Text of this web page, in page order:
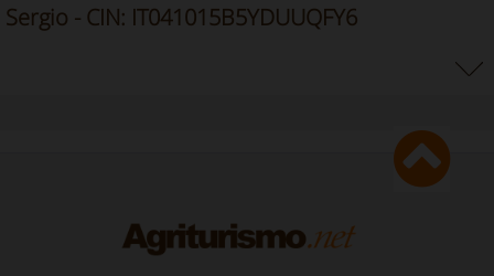
Sergio - CIN: IT041015B5YDUUQFY6